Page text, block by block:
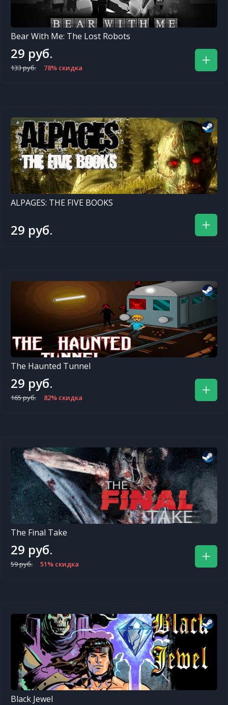
Bear With Me: The Lost Robots
29 руб.
133 руб. 78% скидка
ALPAGES: THE FIVE BOOKS
29 руб.
The Haunted Tunnel
29 руб.
165 руб. 82% скидка
The Final Take
29 руб.
59 руб. 51% скидка
Black Jewel